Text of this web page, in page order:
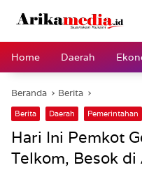
Home
Daerah
Beranda Berita
Berita Daerah Pemerintahan
Hari Ini Pemkot
Telkom, Besok